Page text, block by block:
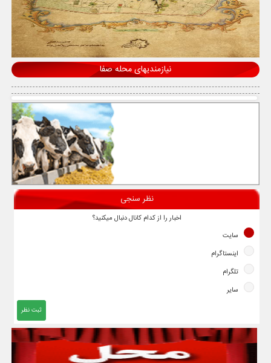
نیازمندیهای محله صفا
نظر سنجی
اخبار را از کدام کانال دنبال میکنید؟
سایت
اینستاگرام
تلگرام
سایر
ثبت نظر